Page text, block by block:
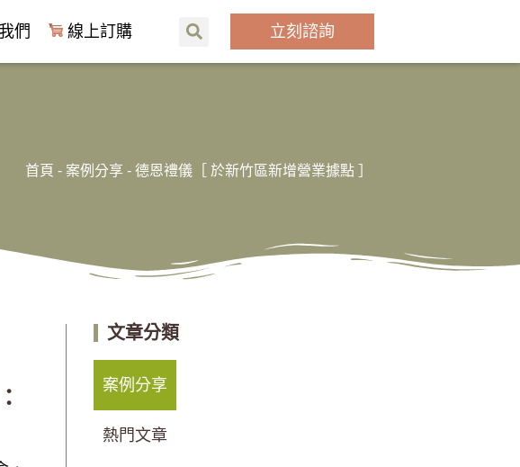
們 線上訂購 立刻諮詢
首頁 - 案例分享 - 德恩禮儀［ 於新竹區新增營業據點 ］
文章分類
案例分享
熱門文章